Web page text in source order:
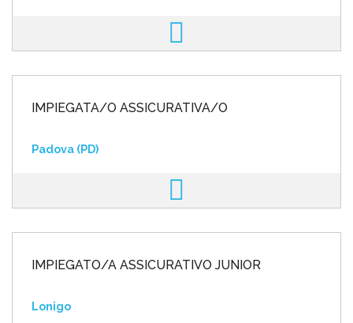
IMPIEGATA/O ASSICURATIVA/O
Padova (PD)
IMPIEGATO/A ASSICURATIVO JUNIOR
Lonigo